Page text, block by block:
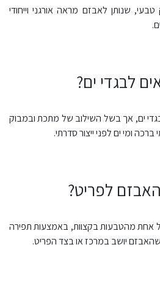
שנותן לאבזם מראה אורגני וייחודי
לבגדי ים?
ים, אך בשל השילוב של מתכת ובמבוק
ומי ים לפני ייצור סדרתי.
לפריט?
אחת מהטבעות בקצוות, באמצעות תפירה
יושב במרכז או בצד הפריט.